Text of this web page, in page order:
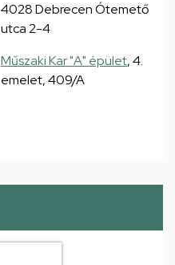
4028 Debrecen Ótemető
utca 2-4
Műszaki Kar "A" épület, 4.
emelet, 409/A